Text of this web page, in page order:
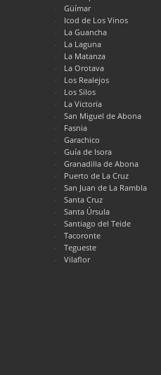
Güímar
Icod de Los Vinos
La Guancha
La Laguna
La Matanza
La Orotava
Los Realejos
Los Silos
La Victoria
San Miguel de Abona
Fasnia
Garachico
Guía de Isora
Granadilla de Abona
Puerto de La Cruz
San Juan de La Rambla
Santa Cruz
Santa Úrsula
Santiago del Teide
Tacoronte
Tegueste
Vilaflor